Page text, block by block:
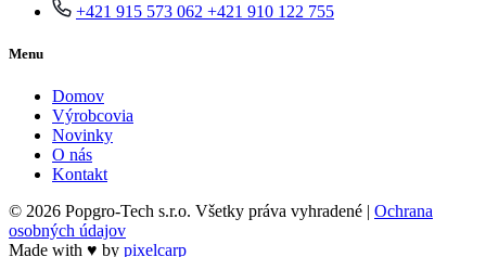
+421 915 573 062 +421 910 122 755
Menu
Domov
Výrobcovia
Novinky
O nás
Kontakt
© 2026 Popgro-Tech s.r.o. Všetky práva vyhradené | Ochrana
osobných údajov
Made with ♥ by pixelcarp